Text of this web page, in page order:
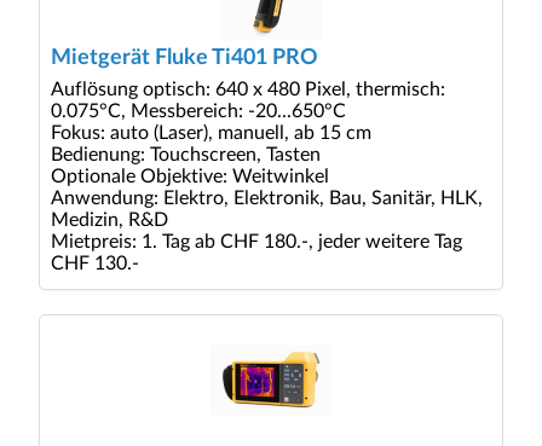
Mietgerät Fluke Ti401 PRO
Auflösung optisch: 640 x 480 Pixel, thermisch:
0.075°C, Messbereich: -20...650°C
Fokus: auto (Laser), manuell, ab 15 cm
Bedienung: Touchscreen, Tasten
Optionale Objektive: Weitwinkel
Anwendung: Elektro, Elektronik, Bau, Sanitär, HLK,
Medizin, R&D
Mietpreis: 1. Tag ab CHF 180.-, jeder weitere Tag
CHF 130.-